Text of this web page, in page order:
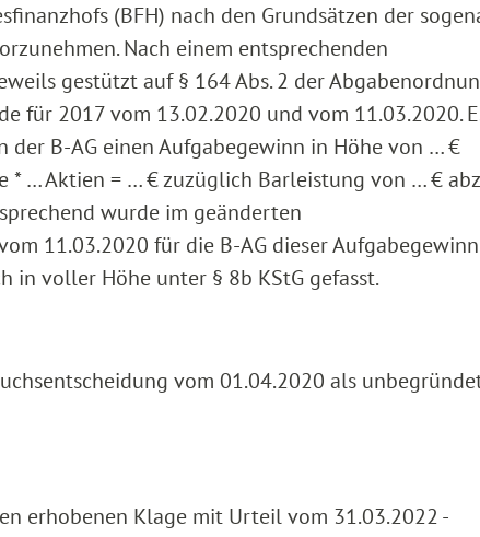
(BFH) nach den Grundsätzen der
Nach einem entsprechenden
gestützt auf § 164 Abs. 2 der
für 2017 vom 13.02.2020 und vom 11.03.2020.
B-AG einen Aufgabegewinn in Höhe von … €
* … Aktien = … € zuzüglich Barleistung von … €
wurde im geänderten
11.03.2020 für die B-AG dieser
in voller Höhe unter § 8b KStG gefasst.
vom 01.04.2020 als
erhobenen Klage mit Urteil vom 31.03.2022 -